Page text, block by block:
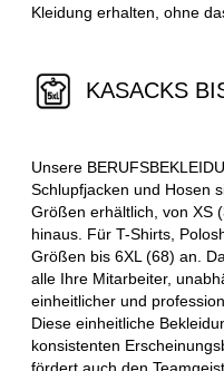
Kleidung erhalten, ohne
KASACKS
Unsere
Schlupfjacken und Hosen
Größen erhältlich, von XS
hinaus. Für T-Shirts,
Größen bis 6XL (68) an.
alle Ihre Mitarbeiter,
einheitlicher und
Diese einheitliche
konsistenten